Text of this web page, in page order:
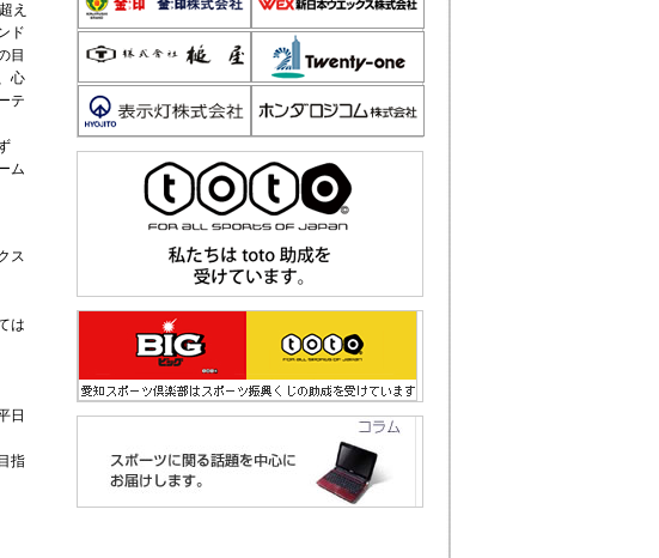
え
ド
目
心
テ
ム
ス
は
日
指